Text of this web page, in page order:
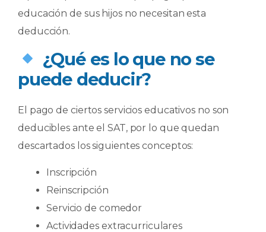
educación de sus hijos no necesitan esta
deducción.
¿Qué es lo que no se
puede deducir?
El pago de ciertos servicios educativos no son
deducibles ante el SAT, por lo que quedan
descartados los siguientes conceptos:
Inscripción
Reinscripción
Servicio de comedor
Actividades extracurriculares